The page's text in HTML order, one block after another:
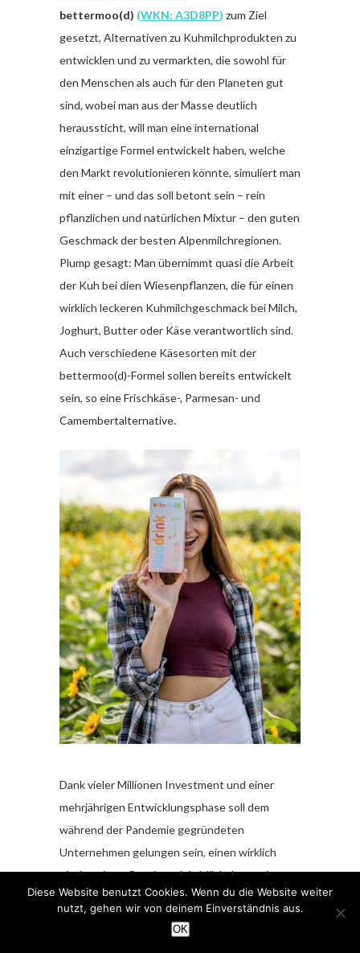
bettermoo(d) (WKN: A3D8PP) zum Ziel
gesetzt, Alternativen zu Kuhmilchprodukten zu
entwicklen und zu vermarkten, die sowohl für
den Menschen als auch für den Planeten gut
sind, wobei man aus der Masse deutlich
heraussticht, will man eine international
einzigartige Formel entwickelt haben, welche
den Markt revolutionieren könnte, simuliert man
mit einer – und das soll betont sein – rein
pflanzlichen und natürlichen Mixtur – den guten
Geschmack der besten Alpenmilchregionen.
Plump gesagt: Man übernimmt quasi die Arbeit
der Kuh bei dien Wiesenpflanzen, die für einen
wirklich leckeren Kuhmilchgeschmack bei Milch,
Joghurt, Butter oder Käse verantwortlich sind.
Auch verschiedene Käsesorten mit der
bettermoo(d)-Formel sollen bereits entwickelt
sein, so eine Frischkäse-, Parmesan- und
Camembertalternative.
Dank vieler Millionen Investment und einer
mehrjährigen Entwicklungsphase soll dem
während der Pandemie gegründeten
Unternehmen gelungen sein, einen wirklich
einzigartigen Geschmack in Milchalternativen zu
erzeugen, der schon bei der Präsentation auf
einer großen Fachmesse das Publikum absolut
Diese Website benutzt Cookies. Wenn du die Website weiter
nutzt, gehen wir von deinem Einverständnis aus.
OK